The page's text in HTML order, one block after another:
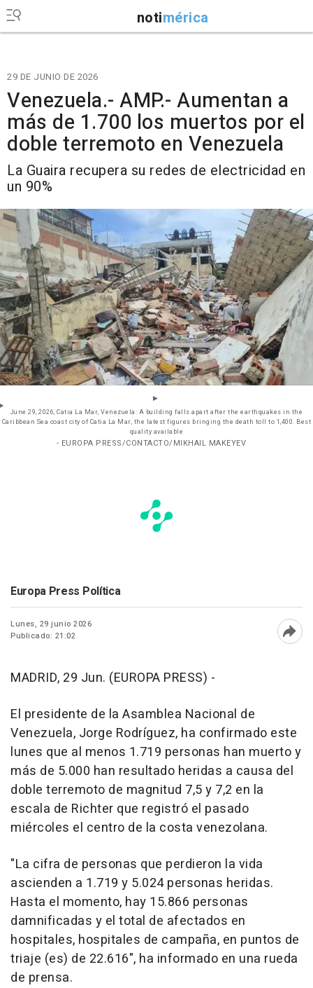
notimérica
29 DE JUNIO DE 2026
Venezuela.- AMP.- Aumentan a
más de 1.700 los muertos por el
doble terremoto en Venezuela
La Guaira recupera su redes de electricidad en
un 90%
June 29, 2026, Catia La Mar, Venezuela: A building falls apart after the earthquakes in the
Caribbean Sea coast city of Catia La Mar, the latest figures bringing the death toll to 1,400. Best
quality available
- EUROPA PRESS/CONTACTO/MIKHAIL MAKEYEV
Europa Press Política
Lunes, 29 junio 2026
Publicado: 21:02
MADRID, 29 Jun. (EUROPA PRESS) -
El presidente de la Asamblea Nacional de
Venezuela, Jorge Rodríguez, ha confirmado este
lunes que al menos 1.719 personas han muerto y
más de 5.000 han resultado heridas a causa del
doble terremoto de magnitud 7,5 y 7,2 en la
escala de Richter que registró el pasado
miércoles el centro de la costa venezolana.
"La cifra de personas que perdieron la vida
ascienden a 1.719 y 5.024 personas heridas.
Hasta el momento, hay 15.866 personas
damnificadas y el total de afectados en
hospitales, hospitales de campaña, en puntos de
triaje (es) de 22.616", ha informado en una rueda
de prensa.